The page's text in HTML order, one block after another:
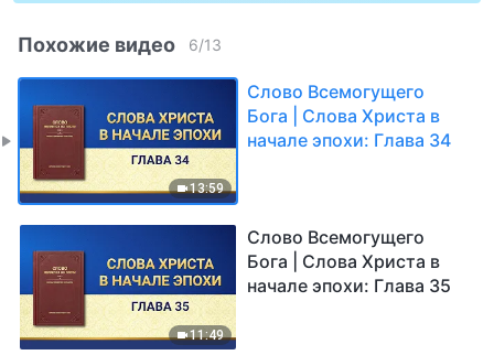
Похожие видео 6/13
13:59
Слово Всемогущего
Бога | Слова Христа в
начале эпохи: Глава 34
11:49
Слово Всемогущего
Бога | Слова Христа в
начале эпохи: Глава 35